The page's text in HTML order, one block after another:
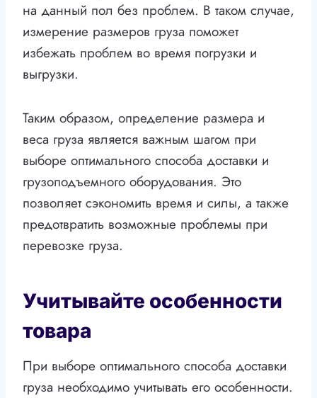
на данный пол без проблем. В таком случае,
измерение размеров груза поможет
избежать проблем во время погрузки и
выгрузки.
Таким образом, определение размера и
веса груза является важным шагом при
выборе оптимального способа доставки и
грузоподъемного оборудования. Это
позволяет сэкономить время и силы, а также
предотвратить возможные проблемы при
перевозке груза.
Учитывайте особенности
товара
При выборе оптимального способа доставки
груза необходимо учитывать его особенности.